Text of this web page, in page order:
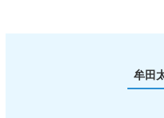
牟田